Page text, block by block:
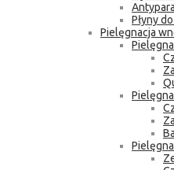
Antypara
Płyny
Pielęgnacja